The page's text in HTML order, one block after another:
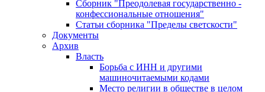
Сборник "Преодолевая государственно -
конфессиональные отношения"
Статьи сборника "Пределы светскости"
Документы
Архив
Власть
Борьба с ИНН и другими
машиночитаемыми кодами
Место религии в обществе в целом